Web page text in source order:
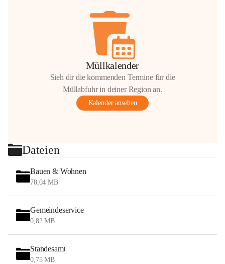
Müllkalender
Sieh dir die kommenden Termine für die
Müllabfuhr in deiner Region an.
Kalender ansehen
Dateien
Bauen & Wohnen
78,04 MB
Gemeindeservice
0,82 MB
Standesamt
0,75 MB